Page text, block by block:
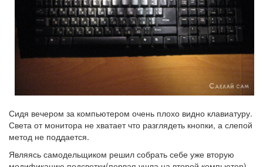
Сидя вечером за компьютером очень плохо видно клавиатуру.
Света от монитора не хватает что разглядеть кнопки, а слепой
метод не поддается.
Являясь самодельщиком решил собрать себе уже вторую